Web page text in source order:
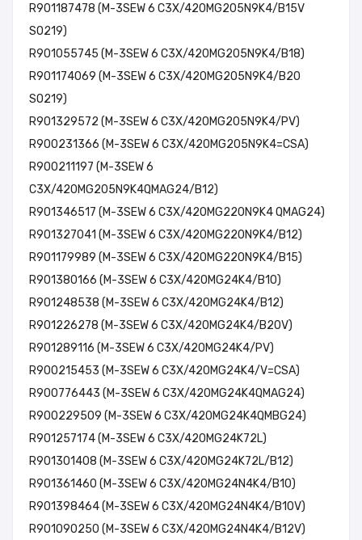
R901187478 (M-3SEW 6 C3X/420MG205N9K4/B15V
SO219)
R901055745 (M-3SEW 6 C3X/420MG205N9K4/B18)
R901174069 (M-3SEW 6 C3X/420MG205N9K4/B20
SO219)
R901329572 (M-3SEW 6 C3X/420MG205N9K4/PV)
R900231366 (M-3SEW 6 C3X/420MG205N9K4=CSA)
R900211197 (M-3SEW 6
C3X/420MG205N9K4QMAG24/B12)
R901346517 (M-3SEW 6 C3X/420MG220N9K4 QMAG24)
R901327041 (M-3SEW 6 C3X/420MG220N9K4/B12)
R901179989 (M-3SEW 6 C3X/420MG220N9K4/B15)
R901380166 (M-3SEW 6 C3X/420MG24K4/B10)
R901248538 (M-3SEW 6 C3X/420MG24K4/B12)
R901226278 (M-3SEW 6 C3X/420MG24K4/B20V)
R901289116 (M-3SEW 6 C3X/420MG24K4/PV)
R900215453 (M-3SEW 6 C3X/420MG24K4/V=CSA)
R900776443 (M-3SEW 6 C3X/420MG24K4QMAG24)
R900229509 (M-3SEW 6 C3X/420MG24K4QMBG24)
R901257174 (M-3SEW 6 C3X/420MG24K72L)
R901301408 (M-3SEW 6 C3X/420MG24K72L/B12)
R901361460 (M-3SEW 6 C3X/420MG24N4K4/B10)
R901398464 (M-3SEW 6 C3X/420MG24N4K4/B10V)
R901090250 (M-3SEW 6 C3X/420MG24N4K4/B12V)